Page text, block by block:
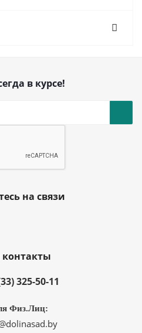
в курсе!
на связи
325-50-11
Физ.Лиц: